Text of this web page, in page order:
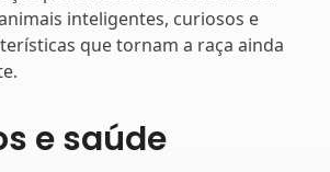
inteligentes, curiosos e
que tornam a raça ainda
e saúde